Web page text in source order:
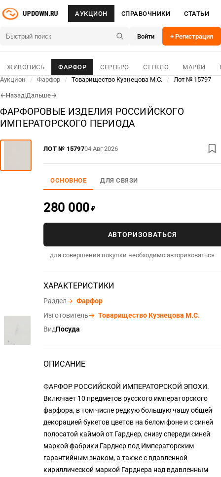
АУКЦИОН СПРАВОЧНИКИ СТАТЬИ
Войти + Регистрация
ЖИВОПИСЬ ФАРФОР СЕРЕБРО СТЕКЛО МАРКИ
Аукцион
/ Фарфор / Товарищество Кузнецова М.С. / Лот № 15797
←Назад|Дальше→
ФАРФОРОВЫЕ ИЗДЕЛИЯ РОССИЙСКОГО
ИМПЕРАТОРСКОГО ПЕРИОДА
ЛОТ № 1579704 Авг 2026
ОСНОВНОЕ ДЛЯ СВЯЗИ
280 000 ₽
АВТОРИЗОВАТЬСЯ
для совершения покупки необходимо авторизоваться
ХАРАКТЕРИСТИКИ
Раздел→ Фарфор
Изготовитель→ Товарищество Кузнецова М.С.
ВидПосуда
ОПИСАНИЕ
ФАРФОР РОССИЙСКОЙ ИМПЕРАТОРСКОЙ ЭПОХИ.
Включает 10 предметов русского императорского
фарфора, в том числе редкую большую чашу общей
декорацией букетов цветов на белом фоне и с синей
полосатой каймой от Гарднер, снизу спереди синей
маркой фабрики Гарднер под Императорским
гарантийным знаком, а также с вдавленной
кириллической маркой Гарднера над вдавленным